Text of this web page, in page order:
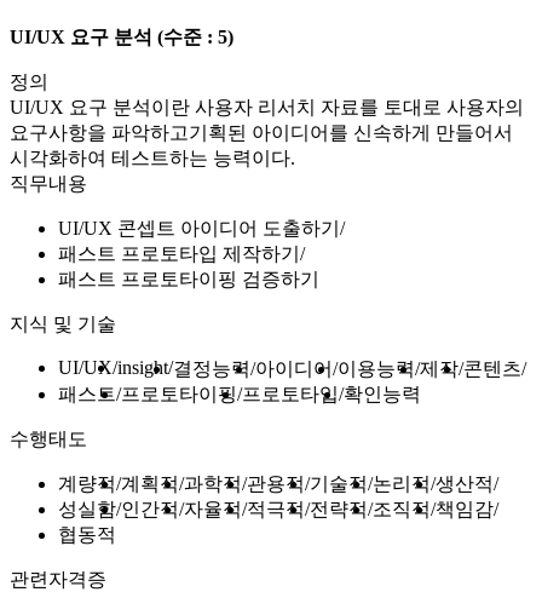
UI/UX 요구 분석 (수준 : 5)
정의
UI/UX 요구 분석이란 사용자 리서치 자료를 토대로 사용자의
요구사항을 파악하고기획된 아이디어를 신속하게 만들어서
시각화하여 테스트하는 능력이다.
직무내용
UI/UX 콘셉트 아이디어 도출하기
패스트 프로토타입 제작하기
패스트 프로토타이핑 검증하기
지식 및 기술
UI/UX insight 결정능력 아이디어 이용능력 제작 콘텐츠
패스트 프로토타이핑 프로토타입 확인능력
수행태도
계량적 계획적 과학적 관용적 기술적 논리적 생산적
성실함 인간적 자율적 적극적 전략적 조직적 책임감
협동적
관련자격증